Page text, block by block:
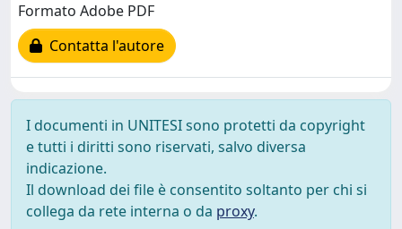
Formato Adobe PDF
Contatta l'autore
I documenti in UNITESI sono protetti da copyright
e tutti i diritti sono riservati, salvo diversa
indicazione.
Il download dei file è consentito soltanto per chi si
collega da rete interna o da proxy.